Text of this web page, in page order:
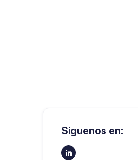
Síguenos en:
